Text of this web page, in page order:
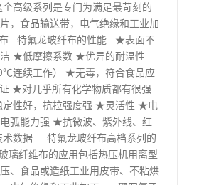
高级系列是专门为满足最苛刻的
，食品输送带，电气绝缘和工业加
特氟龙玻纤布的性能 ★表面不
★低摩擦系数 ★优异的耐温性
连续工作） ★无毒，符合食品应
证 ★对几乎所有化学物质都有很强
性好，抗拉强度强 ★灵活性 ★电
弧能力强 ★抗微波、紫外线、红
术数据 特氟龙玻纤布高档系列的
璃纤维布的应用包括热压机用离型
、食品或造纸工业用皮带、不粘烘